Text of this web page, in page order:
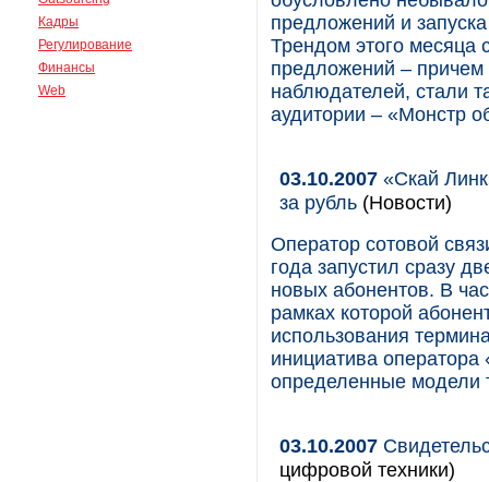
Кадры
Регулирование
Финансы
Web
предложений и
Трендом этого месяца
предложений –
наблюдателей, стали
аудитории – «Монстр
03.10.2007 «Скай
за рубль (Новости)
Оператор сотовой
года запустил сразу
новых абонентов. В
рамках которой
использования
инициатива оператора
определенные модели
03.10.2007
цифровой техники)